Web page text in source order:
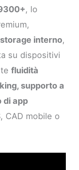
, lo
storage interno,
su dispositivi
fluidità
supporto a
di app
CAD mobile o